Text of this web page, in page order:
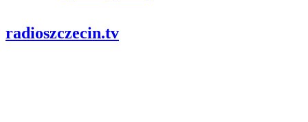
radioszczecin.tv